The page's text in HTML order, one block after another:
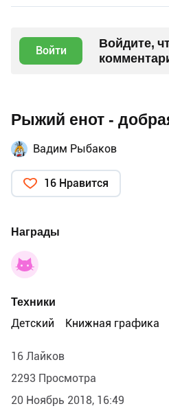
Войти
Войдите,
Рыжий енот -
Вадим Рыбаков
16 Нравится
Награды
Техники
Детский
Книжная графика
16 Лайков
2293 Просмотра
20 Ноябрь 2018, 16:49